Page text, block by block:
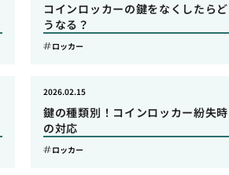
コインロッカーの鍵をなくしたらど
うなる？
ロッカー
鍵の種類別！コインロッカー紛失時
の対応
2026.02.15
ロッカー